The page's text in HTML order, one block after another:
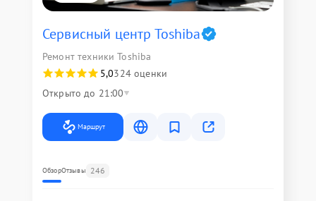
Сервисный центр Toshiba
Ремонт техники Toshiba
5,0324 оценки
Открыто до 21:00
Маршрут
ОбзорОтзывы 246